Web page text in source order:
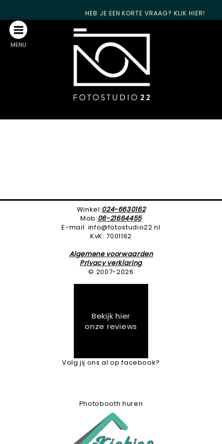
MENU
HEB JE EEN KORTE VRAAG? KLIK HIER!
Winkel:024-6630162
Mob:06-21664455
E-mail: info@fotostudio22.nl
KvK: 7001162
Algemene voorwaarden
Privacy verklaring
© 2007-2026
Bekijk hier
onze reviews
Volg jij ons al op facebook?
Photobooth huren